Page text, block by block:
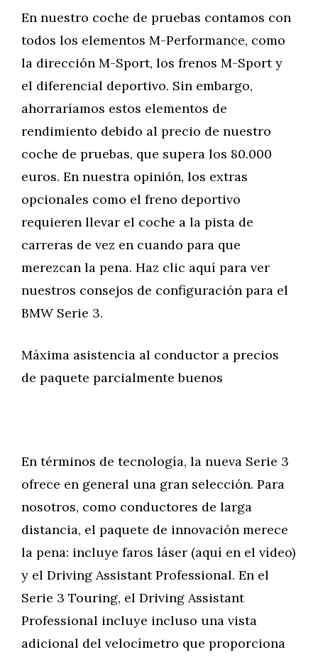
En nuestro coche de pruebas contamos con
todos los elementos M-Performance, como
la dirección M-Sport, los frenos M-Sport y
el diferencial deportivo. Sin embargo,
ahorraríamos estos elementos de
rendimiento debido al precio de nuestro
coche de pruebas, que supera los 80.000
euros. En nuestra opinión, los extras
opcionales como el freno deportivo
requieren llevar el coche a la pista de
carreras de vez en cuando para que
merezcan la pena. Haz clic aquí para ver
nuestros consejos de configuración para el
BMW Serie 3.
Máxima asistencia al conductor a precios
de paquete parcialmente buenos
En términos de tecnología, la nueva Serie 3
ofrece en general una gran selección. Para
nosotros, como conductores de larga
distancia, el paquete de innovación merece
la pena: incluye faros láser (aquí en el vídeo)
y el Driving Assistant Professional. En el
Serie 3 Touring, el Driving Assistant
Professional incluye incluso una vista
adicional del velocímetro que proporciona